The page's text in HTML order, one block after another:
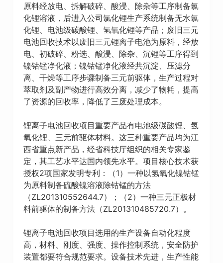
原料经放电、拆解破碎、酸浸、除杂等工序制备氯
化锂溶液，后进入公司氯化锂生产系统制备无水氯
化锂、电池级碳酸锂、氢氧化锂等产品；废旧三元
电池回收技术以废旧三元锂离子电池为原料，经放
电、初破碎、粉选、酸浸、除杂、沉锂等工序得到
镍钴锰净化液；镍钴锰净化液经共沉淀、压滤分
离、干燥等工序步骤制备三元前驱体，生产过程对
萃取剂及副产物进行高效分离，减少了物耗，提高
了资源的回收率，降低了三废处理成本。
锂离子电池回收项目重要产品有电池级碳酸锂、氢
氧化锂、三元前驱体材料。这三种重要产品均为江
西省重点新产品，经省科技厅组织的相关专家鉴
定，其工艺水平达国内领先水平。项目核心技术获
授权2项国家发明专利：（1）一种以氢氧化镍钴锰
为原料制备硫酸镍溶液除钴锰的方法
（ZL201310552644.7）；（2）一种三元正极材
料前驱体的制备方法（ZL201310485720.7）。
锂离子电池回收项目选用的生产设备自动化程度
高，材料、刚度、强度、操作控制系统，安全防护
装置都要符合规范要求。设备技术先进，生产性能